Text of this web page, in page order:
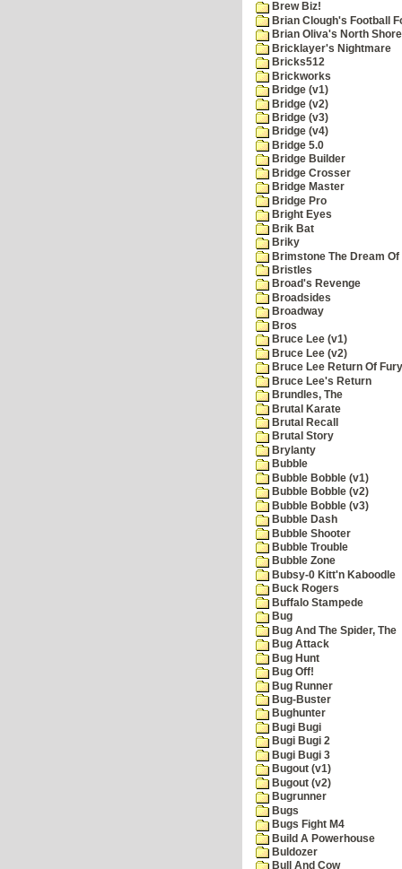
Brew Biz!
Brian Clough's Football
Brian Oliva's North
Bricklayer's Nightmare
Bricks512
Brickworks
Bridge (v1)
Bridge (v2)
Bridge (v3)
Bridge (v4)
Bridge 5.0
Bridge Builder
Bridge Crosser
Bridge Master
Bridge Pro
Bright Eyes
Brik Bat
Briky
Brimstone The Dream Of
Bristles
Broad's Revenge
Broadsides
Broadway
Bros
Bruce Lee (v1)
Bruce Lee (v2)
Bruce Lee Return Of Fury
Bruce Lee's Return
Brundles, The
Brutal Karate
Brutal Recall
Brutal Story
Brylanty
Bubble
Bubble Bobble (v1)
Bubble Bobble (v2)
Bubble Bobble (v3)
Bubble Dash
Bubble Shooter
Bubble Trouble
Bubble Zone
Bubsy-0 Kitt'n Kaboodle
Buck Rogers
Buffalo Stampede
Bug
Bug And The Spider, The
Bug Attack
Bug Hunt
Bug Off!
Bug Runner
Bug-Buster
Bughunter
Bugi Bugi
Bugi Bugi 2
Bugi Bugi 3
Bugout (v1)
Bugout (v2)
Bugrunner
Bugs
Bugs Fight M4
Build A Powerhouse
Buldozer
Bull And Cow